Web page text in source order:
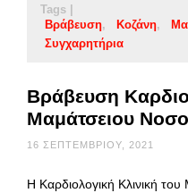
Tags |
Βράβευση
Κοζάνη
Συγχαρητήρια
Βράβευση
Μαμάτσειου
16 ΣΕΠΤΕΜΒΡΊΟΥ, 2021
H Καρδιολογική Κλινική